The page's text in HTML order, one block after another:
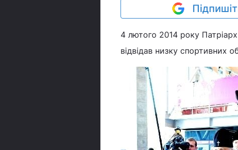
4 лютого 2014 року
відвідав низку спортивних